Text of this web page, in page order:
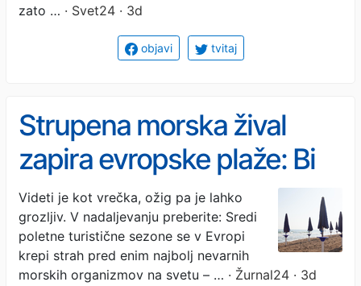
zato … · Svet24 · 3d
objavi tvitaj
Strupena morska žival
zapira evropske plaže: Bi
lahko dosegla tudi Jadran?
Videti je kot vrečka, ožig pa je lahko
grozljiv. V nadaljevanju preberite: Sredi
poletne turistične sezone se v Evropi
krepi strah pred enim najbolj nevarnih
morskih organizmov na svetu – … · Žurnal24 · 3d